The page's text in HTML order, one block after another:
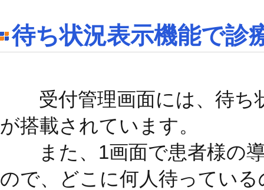
待ち状況表示機能で診
受付管理画面には、待ち
が搭載されています。
また、1画面で患者様の導
ので、どこに何人待ってい